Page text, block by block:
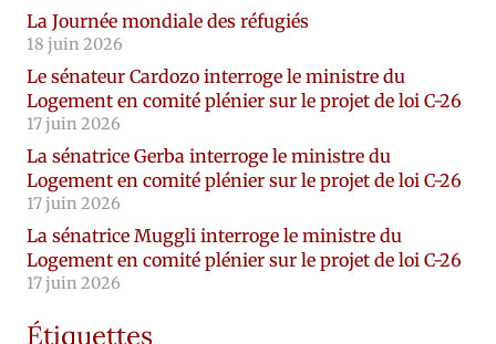
La Journée mondiale des réfugiés
18 juin 2026
Le sénateur Cardozo interroge le ministre du
Logement en comité plénier sur le projet de loi C-26
17 juin 2026
La sénatrice Gerba interroge le ministre du
Logement en comité plénier sur le projet de loi C-26
17 juin 2026
La sénatrice Muggli interroge le ministre du
Logement en comité plénier sur le projet de loi C-26
17 juin 2026
Étiquettes